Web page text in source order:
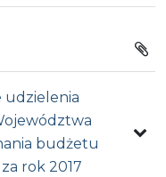
udzielenia
budżetu
rok 2017